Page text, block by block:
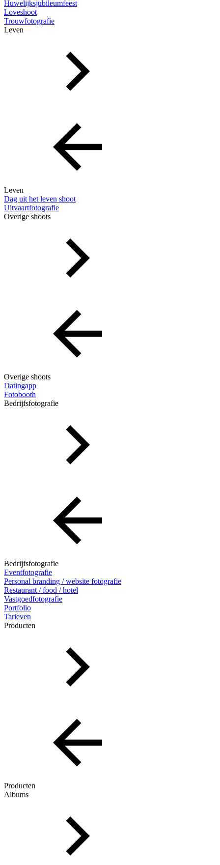
Huwelijksjubileumfeest
Loveshoot
Trouwfotografie
Leven
Leven
Dag uit het leven shoot
Uitvaartfotografie
Overige shoots
Overige shoots
Datingapp
Fotobooth
Bedrijfsfotografie
Bedrijfsfotografie
Eventfotografie
Personal branding / website fotografie
Restaurant / food / hotel
Vastgoedfotografie
Portfolio
Tarieven
Producten
Producten
Albums